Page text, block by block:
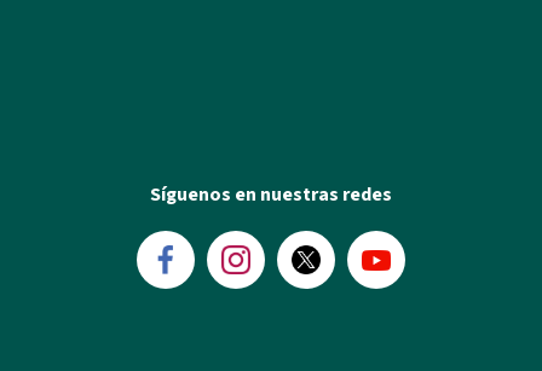
Síguenos en nuestras redes